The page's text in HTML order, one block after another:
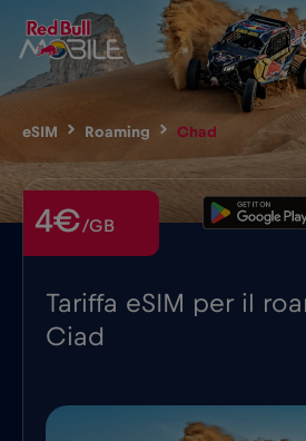
eSIM Roaming Chad
Tariffa eSIM per il
Ciad
4€/GB